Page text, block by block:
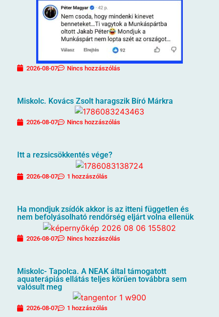
2026-08-07 Nincs hozzászólás
Miskolc. Kovács Zsolt haragszik Bíró Márkra
2026-08-07 Nincs hozzászólás
Itt a rezsicsökkentés vége?
2026-08-07 1 hozzászólás
Ha mondjuk zsídók akkor is az itteni független és
nem befolyásolható rendőrség eljárt volna ellenük
2026-08-07 Nincs hozzászólás
Miskolc- Tapolca. A NEAK által támogatott
aquaterápiás ellátás teljes körűen továbbra sem
valósult meg
2026-08-07 1 hozzászólás